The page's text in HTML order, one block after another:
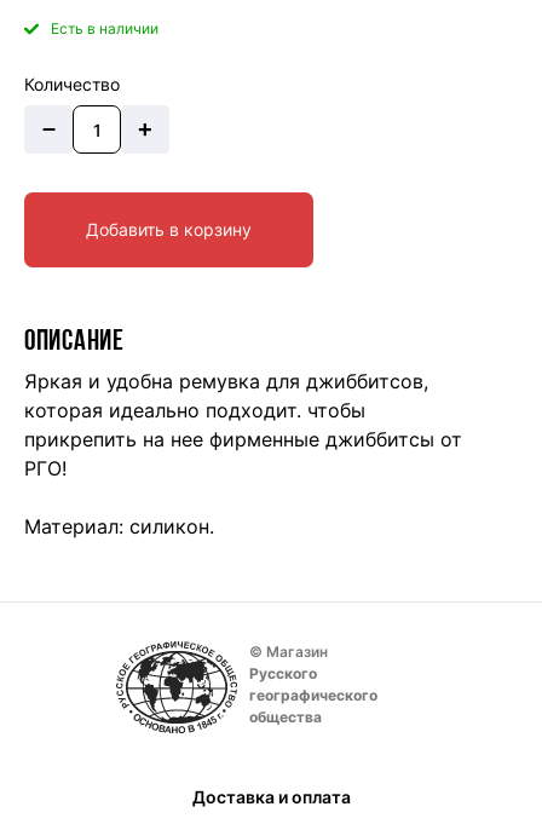
Есть в наличии
Количество
– +
Добавить в корзину
ОПИСАНИЕ
Яркая и удобна ремувка для джиббитсов,
которая идеально подходит. чтобы
прикрепить на нее фирменные джиббитсы от
РГО!
Материал: силикон.
© Магазин
Русского
географического
общества
Доставка и оплата